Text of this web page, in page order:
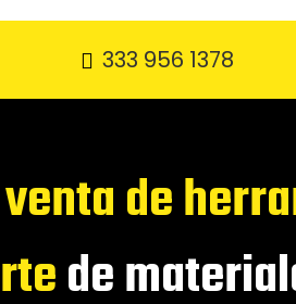
333 956 1378
venta de
de